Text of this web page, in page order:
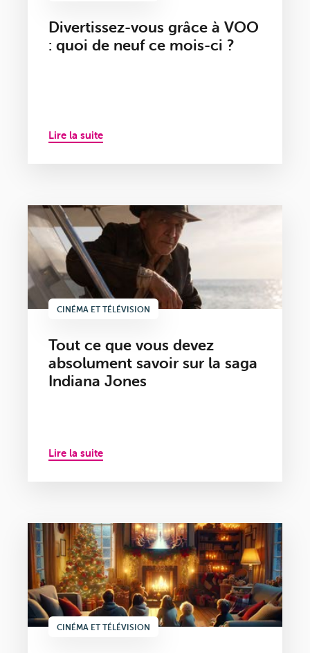
Divertissez-vous grâce à VOO
: quoi de neuf ce mois-ci ?
Lire la suite
CINÉMA ET TÉLÉVISION
Tout ce que vous devez
absolument savoir sur la saga
Indiana Jones
Lire la suite
CINÉMA ET TÉLÉVISION